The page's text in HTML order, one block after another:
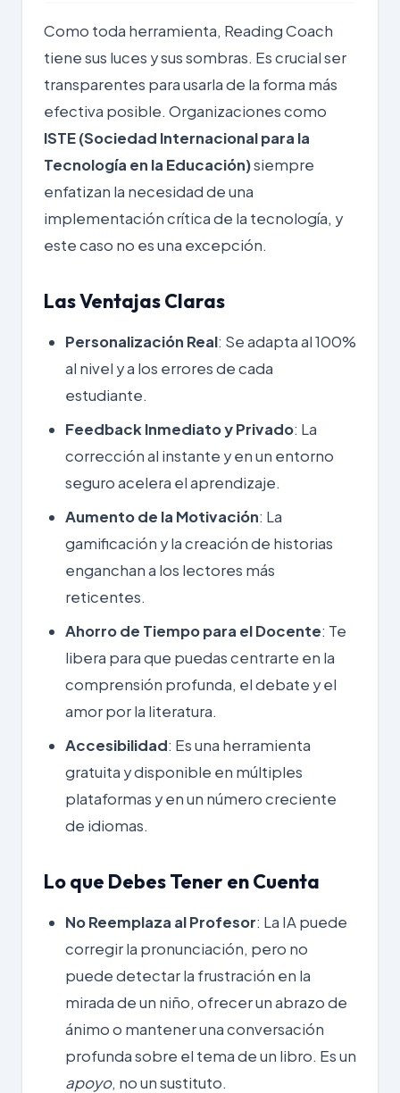
Como toda herramienta, Reading Coach
tiene sus luces y sus sombras. Es crucial ser
transparentes para usarla de la forma más
efectiva posible. Organizaciones como
ISTE (Sociedad Internacional para la
Tecnología en la Educación)siempre
enfatizan la necesidad de una
implementación crítica de la tecnología, y
este caso no es una excepción.
Las Ventajas Claras
Personalización Real: Se adapta al 100%
al nivel y a los errores de cada
estudiante.
Feedback Inmediato y Privado: La
corrección al instante y en un entorno
seguro acelera el aprendizaje.
Aumento de la Motivación: La
gamificación y la creación de historias
enganchan a los lectores más
reticentes.
Ahorro de Tiempo para el Docente: Te
libera para que puedas centrarte en la
comprensión profunda, el debate y el
amor por la literatura.
Accesibilidad: Es una herramienta
gratuita y disponible en múltiples
plataformas y en un número creciente
de idiomas.
Lo que Debes Tener en Cuenta
No Reemplaza al Profesor: La IA puede
corregir la pronunciación, pero no
puede detectar la frustración en la
mirada de un niño, ofrecer un abrazo de
ánimo o mantener una conversación
profunda sobre el tema de un libro. Es un
apoyo, no un sustituto.